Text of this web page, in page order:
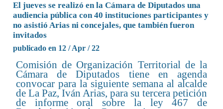
El jueves se realizó en la Cámara de Diputados una
audiencia pública con 40 instituciones participantes y
no asistió Arias ni concejales, que también fueron
invitados
publicado en 12 / Apr / 22
Comisión de Organización Territorial de la
Cámara de Diputados tiene en agenda
convocar para la siguiente semana al alcalde
de La Paz, Iván Arias, para su tercera petición
de informe oral sobre la ley 467 de